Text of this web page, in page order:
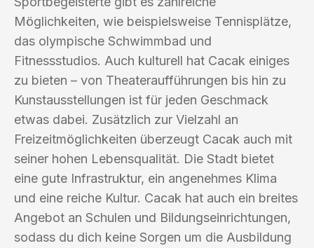
Möglichkeiten, wie beispielsweise Tennisplätze,
das olympische Schwimmbad und
Fitnessstudios. Auch kulturell hat Cacak einiges
zu bieten – von Theateraufführungen bis hin zu
Kunstausstellungen ist für jeden Geschmack
etwas dabei. Zusätzlich zur Vielzahl an
Freizeitmöglichkeiten überzeugt Cacak auch mit
seiner hohen Lebensqualität. Die Stadt bietet
eine gute Infrastruktur, ein angenehmes Klima
und eine reiche Kultur. Cacak hat auch ein breites
Angebot an Schulen und Bildungseinrichtungen,
sodass du dich keine Sorgen um die Ausbildung